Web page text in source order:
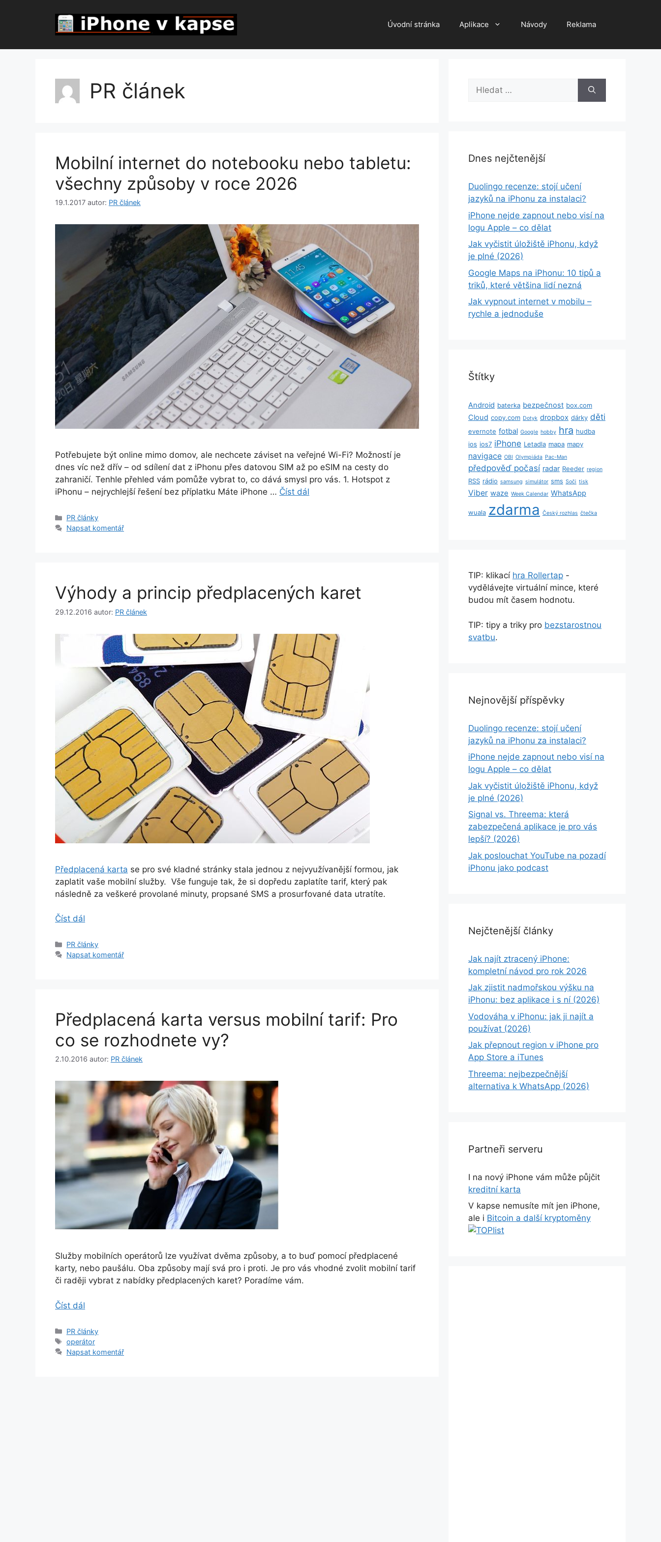
Úvodní stránka Aplikace Návody Reklama
PR článek
Mobilní internet do notebooku nebo tabletu:
všechny způsoby v roce 2026
19.1.2017 autor: PR článek
Potřebujete být online mimo domov, ale nechcete záviset na veřejné Wi-Fi? Možností je
dnes víc než dřív – od sdílení dat z iPhonu přes datovou SIM až po eSIM na cesty do
zahraničí. Tenhle přehled vám pomůže vybrat to, co dává smysl pro vás. 1. Hotspot z
iPhonu – nejrychlejší řešení bez příplatku Máte iPhone … Číst dál
Rubriky
PR články
Napsat komentář
Výhody a princip předplacených karet
29.12.2016 autor: PR článek
Předplacená karta se pro své kladné stránky stala jednou z nejvyužívanější formou, jak
zaplatit vaše mobilní služby. Vše funguje tak, že si dopředu zaplatíte tarif, který pak
následně za veškeré provolané minuty, propsané SMS a prosurfované data utratíte.
Číst dál
Rubriky
PR články
Napsat komentář
Předplacená karta versus mobilní tarif: Pro
co se rozhodnete vy?
2.10.2016 autor: PR článek
Služby mobilních operátorů lze využívat dvěma způsoby, a to buď pomocí předplacené
karty, nebo paušálu. Oba způsoby mají svá pro i proti. Je pro vás vhodné zvolit mobilní tarif
či raději vybrat z nabídky předplacených karet? Poradíme vám.
Číst dál
Rubriky
PR články
Štítky
operátor
Napsat komentář
Hledat:
Dnes nejčtenější
Duolingo recenze: stojí učení
jazyků na iPhonu za instalaci?
iPhone nejde zapnout nebo visí na
logu Apple – co dělat
Jak vyčistit úložiště iPhonu, když
je plné (2026)
Google Maps na iPhonu: 10 tipů a
triků, které většina lidí nezná
Jak vypnout internet v mobilu –
rychle a jednoduše
Štítky
Android baterka bezpečnost box.com
Cloud copy.com Dotyk dropbox dárky děti
evernote fotbal Google hobby hra hudba
ios ios7 iPhone Letadla mapa mapy
navigace OBI Olympiáda Pac-Man
předpověď počasí radar Reeder region
RSS rádio samsung simulátor sms Soči tisk
Viber waze Week Calendar WhatsApp
wuala zdarma Český rozhlas čtečka
TIP: klikací hra Rollertap -
vydělávejte virtuální mince, které
budou mít časem hodnotu.
TIP: tipy a triky pro bezstarostnou
svatbu.
Nejnovější příspěvky
Duolingo recenze: stojí učení
jazyků na iPhonu za instalaci?
iPhone nejde zapnout nebo visí na
logu Apple – co dělat
Jak vyčistit úložiště iPhonu, když
je plné (2026)
Signal vs. Threema: která
zabezpečená aplikace je pro vás
lepší? (2026)
Jak poslouchat YouTube na pozadí
iPhonu jako podcast
Nejčtenější články
Jak najít ztracený iPhone:
kompletní návod pro rok 2026
Jak zjistit nadmořskou výšku na
iPhonu: bez aplikace i s ní (2026)
Vodováha v iPhonu: jak ji najít a
používat (2026)
Jak přepnout region v iPhone pro
App Store a iTunes
Threema: nejbezpečnější
alternativa k WhatsApp (2026)
Partneři serveru
I na nový iPhone vám může půjčit
kreditní karta
V kapse nemusíte mít jen iPhone,
ale i Bitcoin a další kryptoměny